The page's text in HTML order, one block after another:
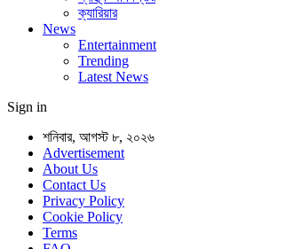
ক্যারিয়ার
News
Entertainment
Trending
Latest News
Sign in
শনিবার, আগস্ট ৮, ২০২৬
Advertisement
About Us
Contact Us
Privacy Policy
Cookie Policy
Terms